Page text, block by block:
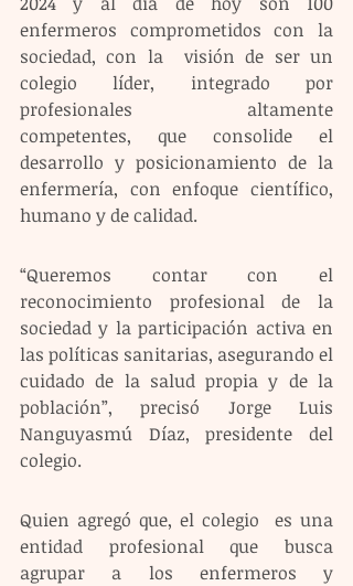
enfermeros comprometidos con la
sociedad, con la  visión de ser un
colegio líder, integrado por
profesionales altamente
competentes, que consolide el
desarrollo y posicionamiento de la
enfermería, con enfoque científico,
humano y de calidad.
“Queremos contar con el
reconocimiento profesional de la
sociedad y la participación activa en
las políticas sanitarias, asegurando el
cuidado de la salud propia y de la
población”, precisó Jorge Luis
Nanguyasmú Díaz, presidente del
colegio.
Quien agregó que, el colegio  es una
entidad profesional que busca
agrupar a los enfermeros y